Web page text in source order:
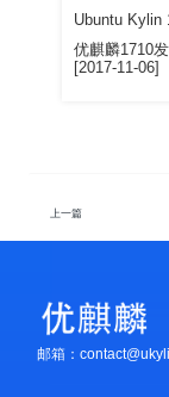
Ubuntu Kylin
优麒麟1710
[2017-11-06]
上一篇
邮箱：